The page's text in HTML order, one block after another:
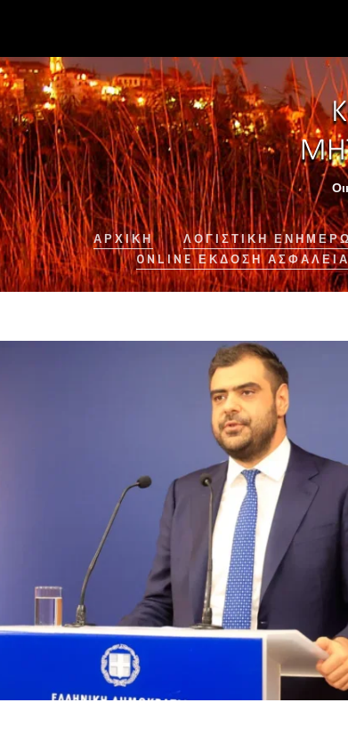
ΑΡΧΙΚΉ ΛΟΓΙΣΤΙΚΉ
ONLINE ΈΚΔΟΣΗ